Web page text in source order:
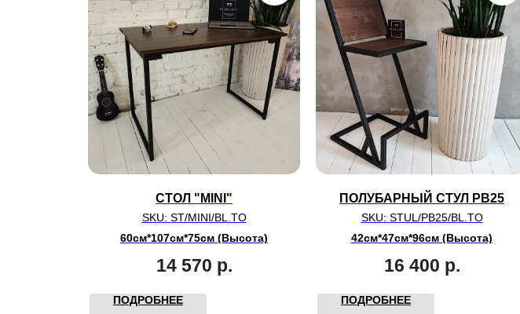
СТОЛ "MINI"
SKU: ST/MINI/BL.TO
60см*107см*75см (Высота)
14 570 р.
ПОДРОБНЕЕ
ПОЛУБАРНЫЙ СТУЛ PB25
SKU: STUL/PB25/BL.TO
42см*47см*96см (Высота)
16 400 р.
ПОДРОБНЕЕ